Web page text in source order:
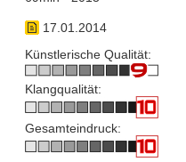
17.01.2014
Künstlerische Qualität:
Klangqualität:
Gesamteindruck: